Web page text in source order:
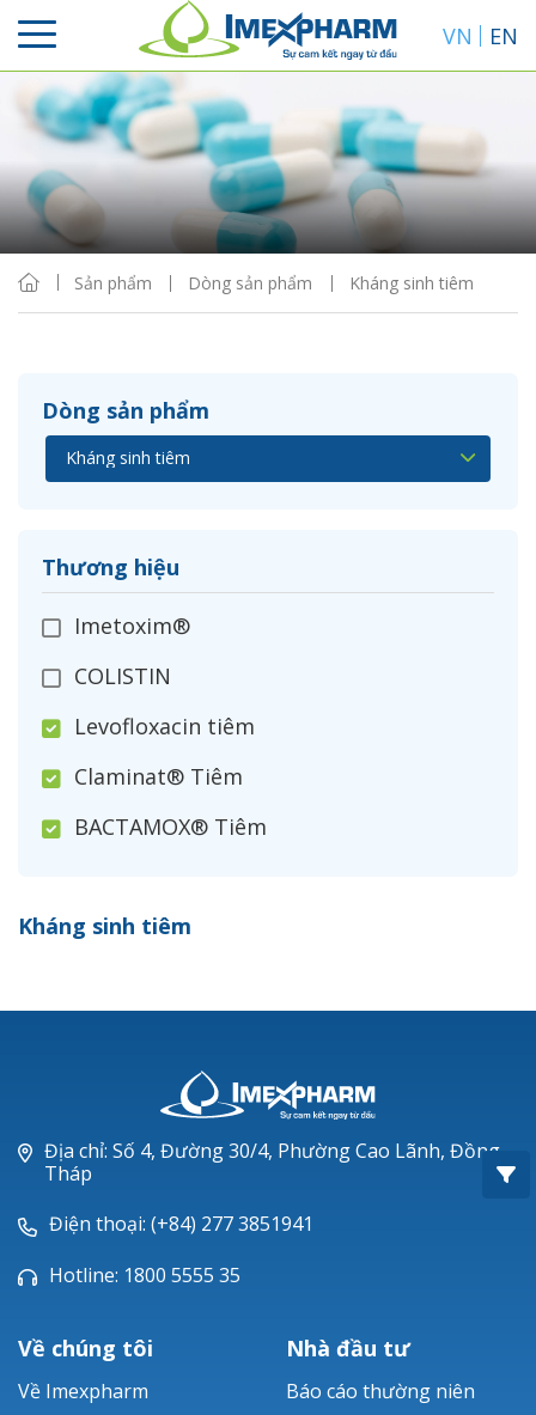
VN EN
Sản phẩm Dòng sản phẩm Kháng sinh tiêm
Dòng sản phẩm
Thương hiệu
Imetoxim®
COLISTIN
Levofloxacin tiêm
Claminat® Tiêm
BACTAMOX® Tiêm
Ceftizoxim®
Piperacillin
Ticarlinat®
Zobacta®
Bacsulfo®
Kháng sinh tiêm
Sắp xếp
Hiển thị
Địa chỉ: Số 4, Đường 30/4, Phường Cao Lãnh, Đồng
Tháp
Điện thoại: (+84) 277 3851941
Hotline: 1800 5555 35
Về chúng tôi
Về Imexpharm
Nhà đầu tư
Báo cáo thường niên